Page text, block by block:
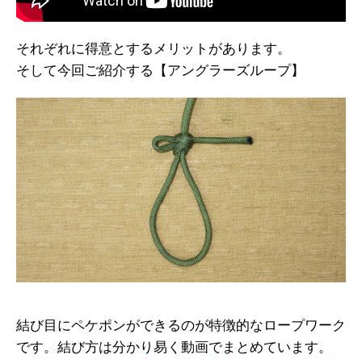
それぞれに得意とするメリットがあります。
そして今回ご紹介する【アングラーズループ】
結び目にペケポンができるのが特徴的なロープワーク
です。結び方は分かり易く動画でまとめています。